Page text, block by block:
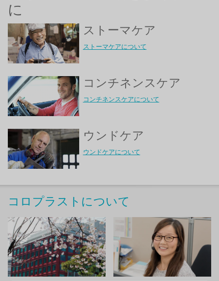
に
ストーマケア
ストーマケアについて
コンチネンスケア
コンチネンスケアについて
ウンドケア
ウンドケアについて
コロプラストについて